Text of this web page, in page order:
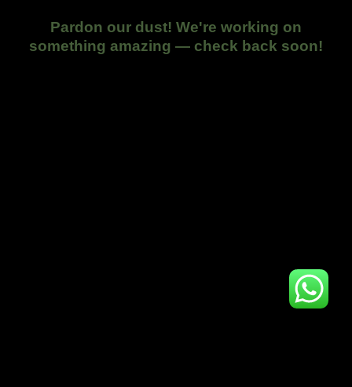
Pardon our dust! We're working on
something amazing — check back soon!